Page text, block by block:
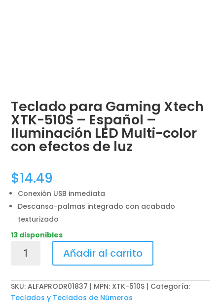
Teclado para Gaming Xtech
XTK-510S – Español –
Iluminación LED Multi-color
con efectos de luz
$14.49
Conexión USB inmediata
Descansa-palmas integrado con acabado
texturizado
13 disponibles
para
Xtech
XTK-
510S
Añadir al carrito
SKU:ALFAPRODR01837 | MPN: XTK-510S
Categoría:
Teclados y Teclados de Números